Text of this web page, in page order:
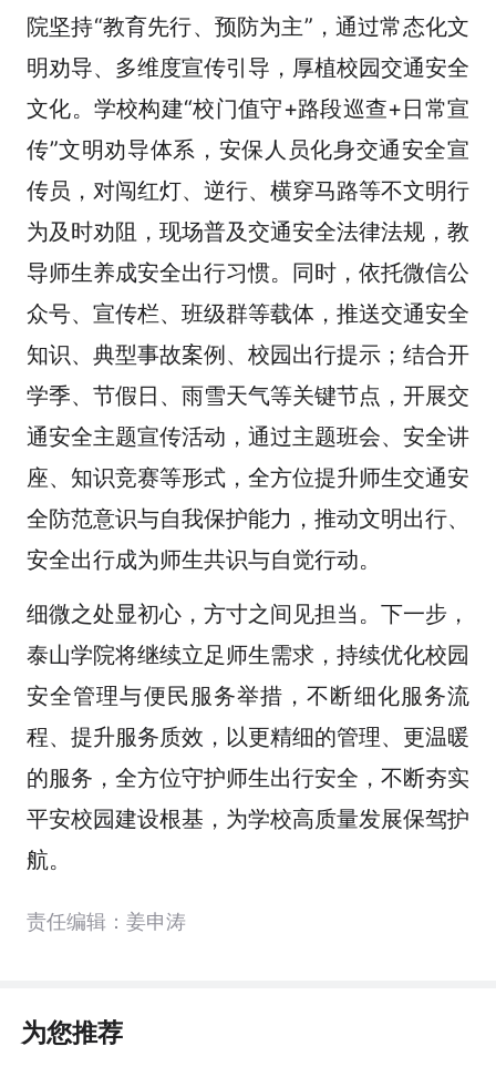
院坚持“教育先行、预防为主”，通过常态化文
明劝导、多维度宣传引导，厚植校园交通安全
文化。学校构建“校门值守+路段巡查+日常宣
传”文明劝导体系，安保人员化身交通安全宣
传员，对闯红灯、逆行、横穿马路等不文明行
为及时劝阻，现场普及交通安全法律法规，教
导师生养成安全出行习惯。同时，依托微信公
众号、宣传栏、班级群等载体，推送交通安全
知识、典型事故案例、校园出行提示；结合开
学季、节假日、雨雪天气等关键节点，开展交
通安全主题宣传活动，通过主题班会、安全讲
座、知识竞赛等形式，全方位提升师生交通安
全防范意识与自我保护能力，推动文明出行、
安全出行成为师生共识与自觉行动。
细微之处显初心，方寸之间见担当。下一步，
泰山学院将继续立足师生需求，持续优化校园
安全管理与便民服务举措，不断细化服务流
程、提升服务质效，以更精细的管理、更温暖
的服务，全方位守护师生出行安全，不断夯实
平安校园建设根基，为学校高质量发展保驾护
航。
责任编辑：姜申涛
为您推荐